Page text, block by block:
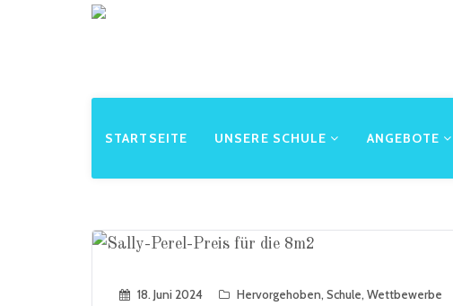
STARTSEITE UNSERE SCHULE ANGEBOTE
18. Juni 2024 Hervorgehoben, Schule, Wettbewerbe